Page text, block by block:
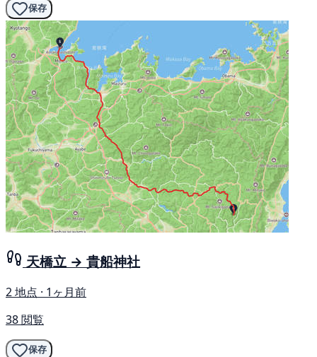
保存
天橋立 → 貴船神社
2 地点 · 1ヶ月前
38 閲覧
保存